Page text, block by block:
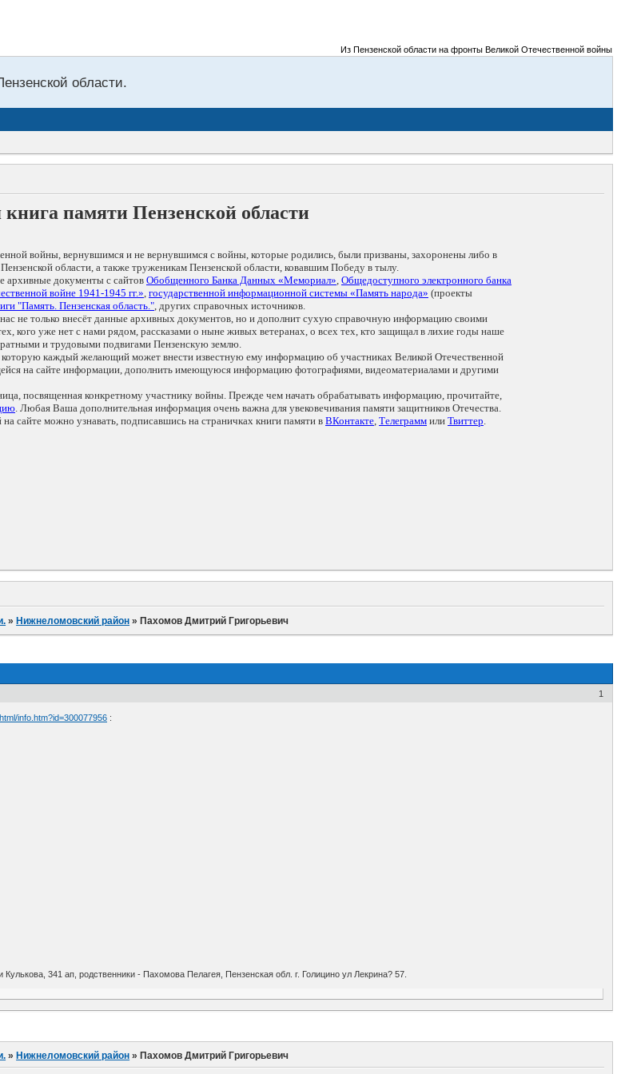
Из Пензенской области на фронты Великой Отечественной войны
области.
книга памяти Пензенской области
войны, вернувшимся и не вернувшимся с войны, которые родились, были призваны, захоронены либо в
области, а также труженикам Пензенской области, ковавшим Победу в тылу.
архивные документы с сайтов Обобщенного Банка Данных «Мемориал», Общедоступного электронного банка
войне 1941-1945 гг.», государственной информационной системы «Память народа» (проекты
"Память. Пензенская область.", других справочных источников.
не только внесёт данные архивных документов, но и дополнит сухую справочную информацию своими
кого уже нет с нами рядом, рассказами о ныне живых ветеранах, о всех тех, кто защищал в лихие годы наше
и трудовыми подвигами Пензенскую землю.
которую каждый желающий может внести известную ему информацию об участниках Великой Отечественной
на сайте информации, дополнить имеющуюся информацию фотографиями, видеоматериалами и другими
посвященная конкретному участнику войны. Прежде чем начать обрабатывать информацию, прочитайте,
. Любая Ваша дополнительная информация очень важна для увековечивания памяти защитников Отечества.
сайте можно узнавать, подписавшись на страничках книги памяти в ВКонтакте, Телеграмм или Твиттер.
» Нижнеломовский район » Пахомов Дмитрий Григорьевич
1
info.htm?id=300077956 :
341 ап, родственники - Пахомова Пелагея, Пензенская обл. г. Голицино ул Лекрина? 57.
»Нижнеломовский район »Пахомов Дмитрий Григорьевич